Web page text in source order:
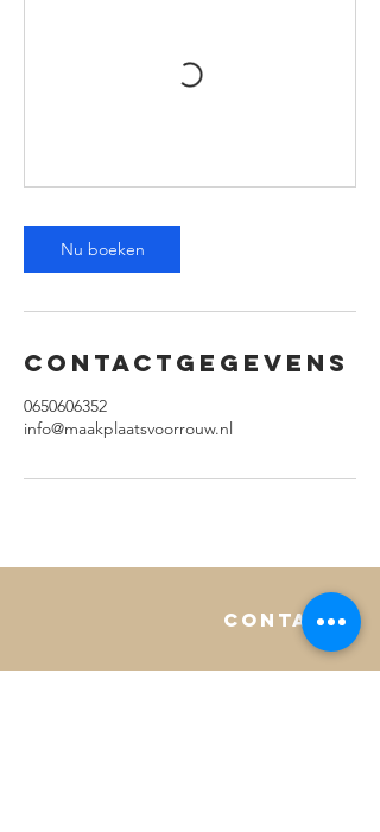
Nu boeken
Contactgegevens
0650606352
info@maakplaatsvoorrouw.nl
contact